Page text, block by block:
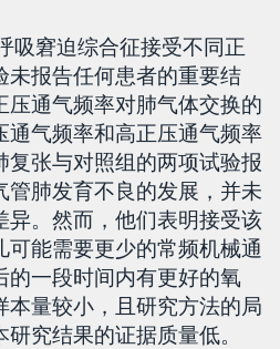
吸窘迫综合征接受不同正
未报告任何患者的重要结
压通气频率对肺气体交换的
通气频率和高正压通气频率
复张与对照组的两项试验报
管肺发育不良的发展，并未
异。然而，他们表明接受该
能需要更少的常频机械通
的一段时间内有更好的氧
本量较小，且研究方法的局
究结果的证据质量低。